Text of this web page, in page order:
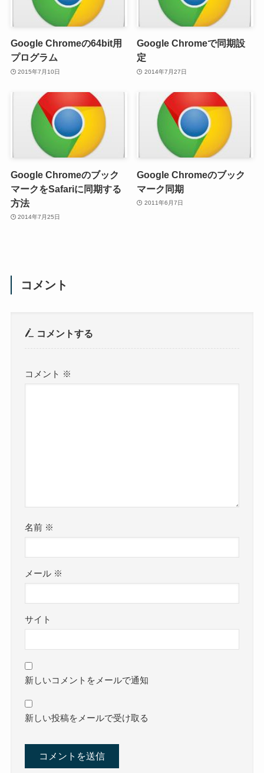
Google Chromeの64bit用
プログラム
2015年7月10日
Google Chromeで同期設
定
2014年7月27日
Google Chromeのブック
マークをSafariに同期する
方法
2014年7月25日
Google Chromeのブック
マーク同期
2011年6月7日
コメント
コメントする
コメント ※
名前 ※
メール ※
サイト
新しいコメントをメールで通知
新しい投稿をメールで受け取る